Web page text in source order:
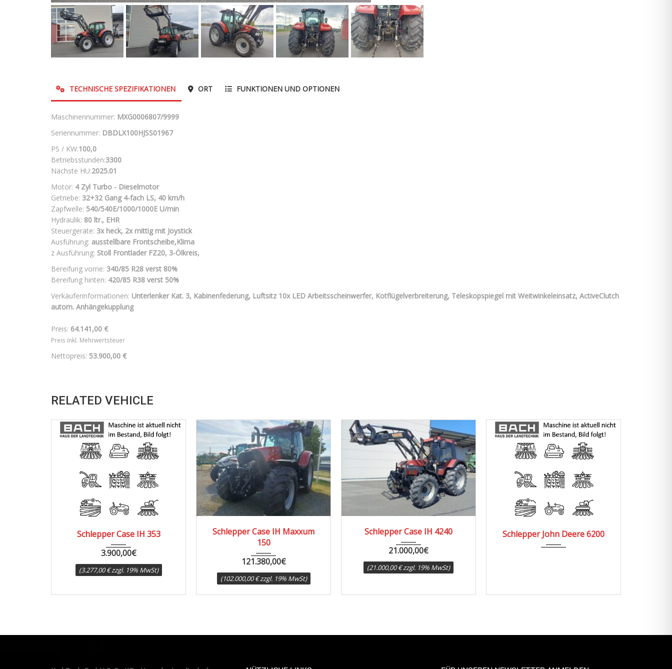
TECHNISCHE SPEZIFIKATIONEN ORT FUNKTIONEN UND OPTIONEN
Maschinennummer: MXG0006807/9999
Seriennummer: DBDLX100HJSS01967
PS / KW:100,0
Betriebsstunden:3300
Nächste HU:2025.01
Motor: 4 Zyl Turbo - Dieselmotor
Getriebe: 32+32 Gang 4-fach LS, 40 km/h
Zapfwelle: 540/540E/1000/1000E U/min
Hydraulik: 80 ltr., EHR
Steuergeräte: 3x heck, 2x mittig mit Joystick
Ausführung: ausstellbare Frontscheibe,Klima
z Ausführung: Stoll Frontlader FZ20, 3-Ölkreis,
Bereifung vorne: 340/85 R28 verst 80%
Bereifung hinten: 420/85 R38 verst 50%
Verkäuferinformationen: Unterlenker Kat. 3, Kabinenfederung, Luftsitz 10x LED Arbeitsscheinwerfer, Kotflügelverbreiterung, Teleskopspiegel mit Weitwinkeleinsatz, ActiveClutch
autom. Anhängekupplung
Preis: 64.141,00 €
Preis inkl. Mehrwertsteuer
Nettopreis: 53.900,00 €
RELATED VEHICLE
8000
Schlepper Case IH 353
(3.277,00 € zzgl. 19% MwSt)
Schlepper Case IH Maxxum
€
(102.000,00 € zzgl. 19% MwSt)
6000
Schlepper Case IH 4240
(21.000,00 € zzgl. 19% MwSt)
1995
Schlepper John Deere 6200